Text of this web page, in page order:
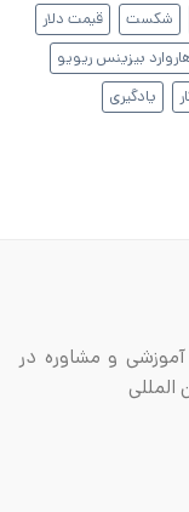
شکست
قیمت دلار
بیزینس ریویو
یادگیری
و مشاوره در